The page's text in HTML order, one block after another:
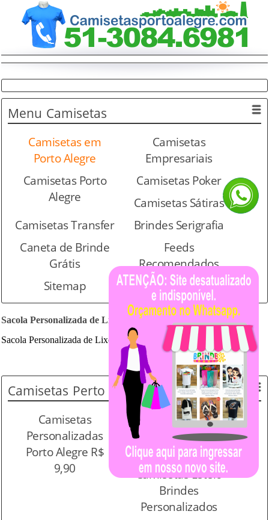
Menu Camisetas
Camisetas em
Porto Alegre
Camisetas
Empresariais
Camisetas Porto
Alegre
Camisetas Poker
Camisetas Sátiras
Camisetas Transfer
Brindes Serigrafia
Caneta de Brinde
Grátis
Feeds
Recomendados
Sitemap
Sacola Personalizada de Lixo TNT Serigrafia
Sacola Personalizada de Lixo para câmbio em TNT
Camisetas Perto de Você
Camisetas
Personalizadas
Porto Alegre R$
9,90
Camisetas Canoas
Brindes
Personalizados
Camisetas Esteio
Brindes
Personalizados